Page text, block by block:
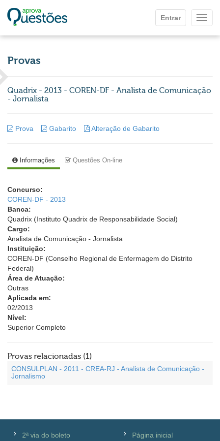
Entrar
Provas
Quadrix - 2013 - COREN-DF - Analista de Comunicação
- Jornalista
Prova Gabarito Alteração de Gabarito
Informações Questões On-line
Concurso:
COREN-DF - 2013
Banca:
Quadrix (Instituto Quadrix de Responsabilidade Social)
Cargo:
Analista de Comunicação - Jornalista
Instituição:
COREN-DF (Conselho Regional de Enfermagem do Distrito
Federal)
Área de Atuação:
Outras
Aplicada em:
02/2013
Nível:
Superior Completo
Provas relacionadas (1)
CONSULPLAN - 2011 - CREA-RJ - Analista de Comunicação -
Jornalismo
2ª via do boleto Página inicial